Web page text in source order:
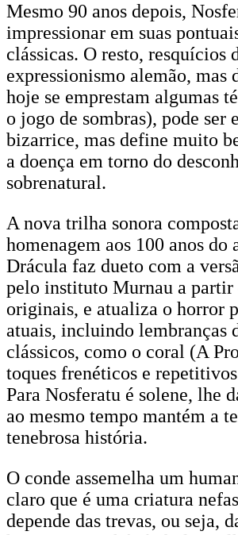
Mesmo 90 anos depois,
impressionar em suas
clássicas. O resto, resquícios
expressionismo alemão, mas
hoje se emprestam algumas
o jogo de sombras), pode ser
bizarrice, mas define muito
a doença em torno do
sobrenatural.
A nova trilha sonora
homenagem aos 100 anos do
Drácula faz dueto com a
pelo instituto Murnau a partir
originais, e atualiza o horror
atuais, incluindo lembranças
clássicos, como o coral (A
toques frenéticos e
Para Nosferatu é solene, lhe
ao mesmo tempo mantém a
tenebrosa história.
O conde assemelha um
claro que é uma criatura
depende das trevas, ou seja,